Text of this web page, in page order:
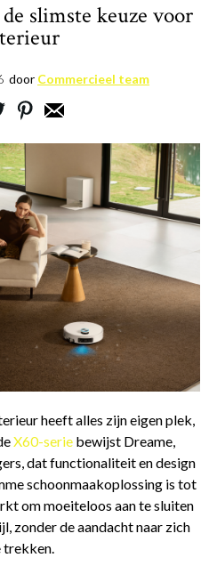
slimste keuze voor
door Commercieel team
heeft alles zijn eigen plek,
X60-serie bewijst Dreame,
dat functionaliteit en design
schoonmaakoplossing is tot
om moeiteloos aan te sluiten
zonder de aandacht naar zich